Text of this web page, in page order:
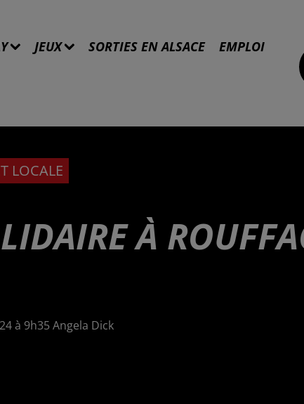
JEUX SORTIES EN ALSACE EMPLOI
LOCALE
À
à 9h35 Angela Dick